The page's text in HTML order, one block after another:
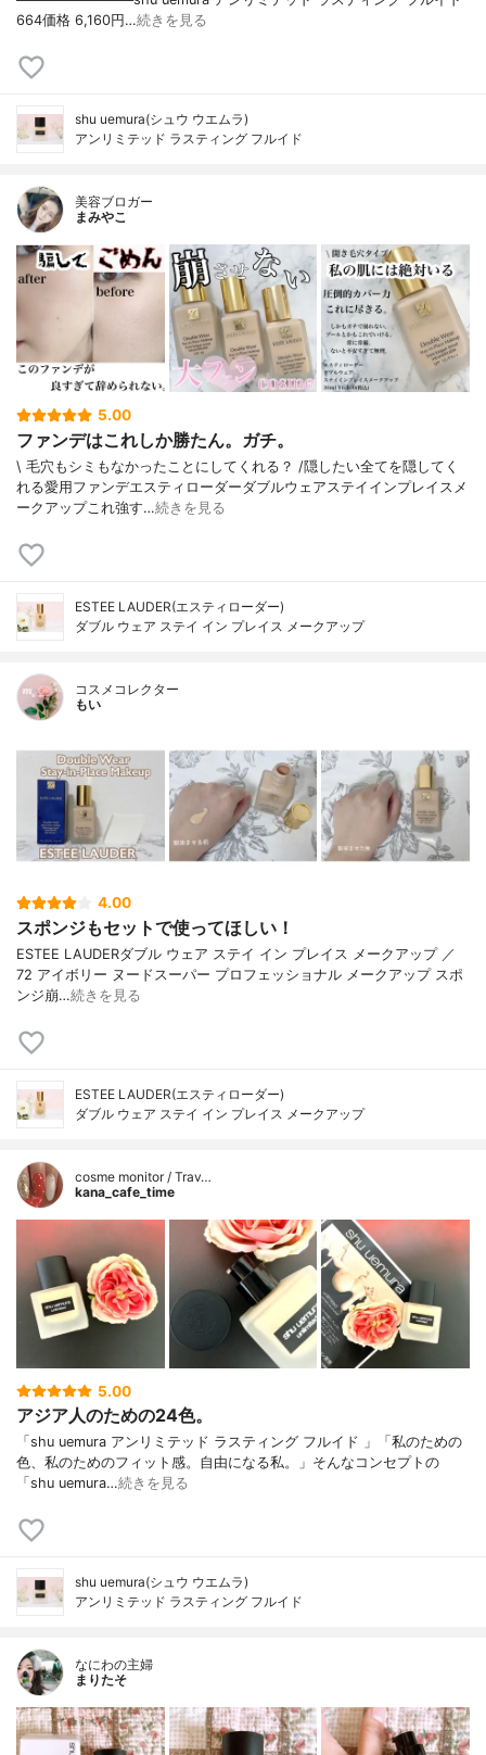
664価格 6,160円…続きを見る
shu uemura(シュウ ウエムラ)
アンリミテッド ラスティング フルイド
美容ブロガー
まみやこ
5.00
ファンデはこれしか勝たん。ガチ。
\ 毛穴もシミもなかったことにしてくれる？ /⁡⁡隠したい全てを隠してく
れる愛用ファンデ⁡エスティローダーダブルウェアステイインプレイスメ
ークアップ⁡⁡これ強す…続きを見る
ESTEE LAUDER(エスティローダー)
ダブル ウェア ステイ イン プレイス メークアップ
コスメコレクター
もい
4.00
スポンジもセットで使ってほしい！
ESTEE LAUDERダブル ウェア ステイ イン プレイス メークアップ ／
72 アイボリー ヌードスーパー プロフェッショナル メークアップ スポ
ンジ崩…続きを見る
ESTEE LAUDER(エスティローダー)
ダブル ウェア ステイ イン プレイス メークアップ
cosme monitor / Trav…
kana_cafe_time
5.00
アジア人のための24色。
「shu uemura アンリミテッド ラスティング フルイド 」「私のための
色、私のためのフィット感。自由になる私。」そんなコンセプトの
「shu uemura…続きを見る
shu uemura(シュウ ウエムラ)
アンリミテッド ラスティング フルイド
なにわの主婦
まりたそ